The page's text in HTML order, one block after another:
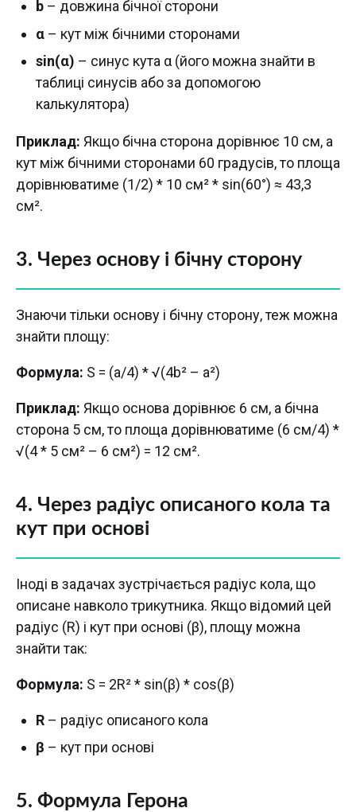
b – довжина бічної сторони
α – кут між бічними сторонами
sin(α) – синус кута α (його можна знайти в
таблиці синусів або за допомогою
калькулятора)
Приклад: Якщо бічна сторона дорівнює 10 см, а
кут між бічними сторонами 60 градусів, то площа
дорівнюватиме (1/2) * 10 см² * sin(60°) ≈ 43,3
см².
3. Через основу і бічну сторону
Знаючи тільки основу і бічну сторону, теж можна
знайти площу:
Формула: S = (a/4) * √(4b² – a²)
Приклад: Якщо основа дорівнює 6 см, а бічна
сторона 5 см, то площа дорівнюватиме (6 см/4) *
√(4 * 5 см² – 6 см²) = 12 см².
4. Через радіус описаного кола та
кут при основі
Іноді в задачах зустрічається радіус кола, що
описане навколо трикутника. Якщо відомий цей
радіус (R) і кут при основі (β), площу можна
знайти так:
Формула: S = 2R² * sin(β) * cos(β)
R – радіус описаного кола
β – кут при основі
5. Формула Герона